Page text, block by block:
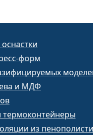
форм
и МДФ
термоконтейнеры
из